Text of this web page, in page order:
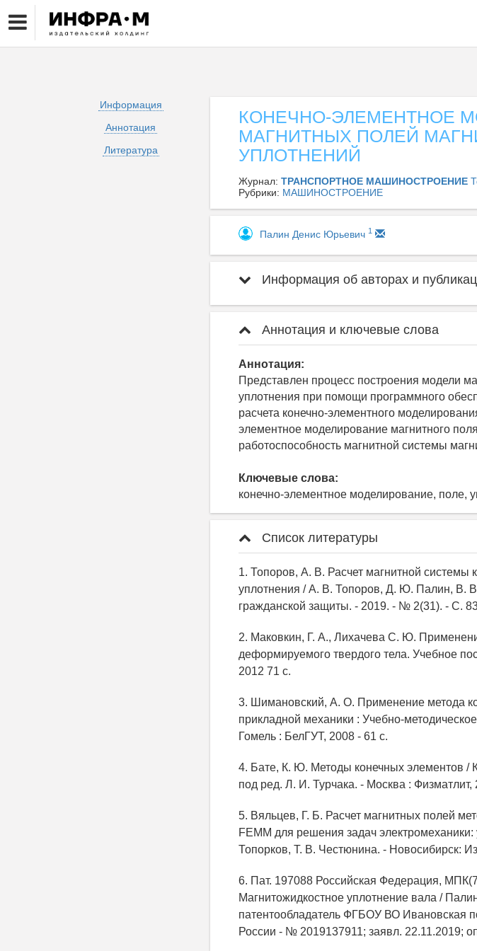
Информация
Аннотация
Литература
КОНЕЧНО-ЭЛЕМЕНТНОЕ
МАГНИТНЫХ ПОЛЕЙ
УПЛОТНЕНИЙ
Журнал: ТРАНСПОРТНОЕ МАШИНОСТРОЕНИЕ
Рубрики: МАШИНОСТРОЕНИЕ
Палин Денис Юрьевич 1
Информация об авторах и
Аннотация и ключевые слова
Аннотация:
Представлен процесс построения модели
уплотнения при помощи программного
расчета конечно-элементного
элементное моделирование магнитного
работоспособность магнитной системы
Ключевые слова:
конечно-элементное моделирование, поле,
Список литературы
1. Топоров, А. В. Расчет магнитной системы
уплотнения / А. В. Топоров, Д. Ю. Палин, В.
гражданской защиты. - 2019. - № 2(31). - С.
2. Маковкин, Г. А., Лихачева С. Ю.
деформируемого твердого тела. Учебное
2012 71 с.
3. Шимановский, А. О. Применение метода
прикладной механики : Учебно-
Гомель : БелГУТ, 2008 - 61 с.
4. Бате, К. Ю. Методы конечных элементов /
под ред. Л. И. Турчака. - Москва : Физматлит,
5. Вяльцев, Г. Б. Расчет магнитных полей
FEMM для решения задач
Топорков, Т. В. Честюнина. - Новосибирск:
6. Пат. 197088 Российская Федерация,
Магнитожидкостное уплотнение вала /
патентообладатель ФГБОУ ВО Ивановская
России - № 2019137911; заявл. 22.11.2019;